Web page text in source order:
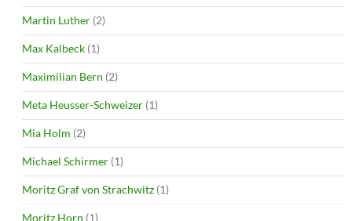
Martin Luther (2)
Max Kalbeck (1)
Maximilian Bern (2)
Meta Heusser-Schweizer (1)
Mia Holm (2)
Michael Schirmer (1)
Moritz Graf von Strachwitz (1)
Moritz Horn (1)